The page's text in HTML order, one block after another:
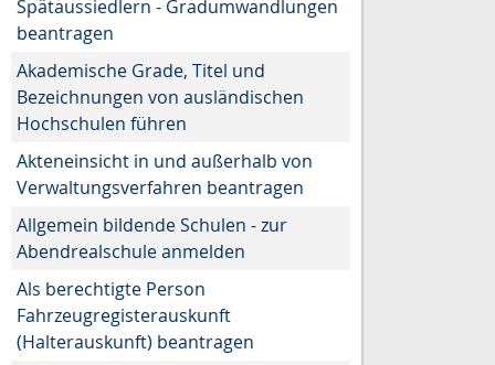
Spätaussiedlern - Gradumwandlungen
beantragen
Akademische Grade, Titel und
Bezeichnungen von ausländischen
Hochschulen führen
Akteneinsicht in und außerhalb von
Verwaltungsverfahren beantragen
Allgemein bildende Schulen - zur
Abendrealschule anmelden
Als berechtigte Person
Fahrzeugregisterauskunft
(Halterauskunft) beantragen